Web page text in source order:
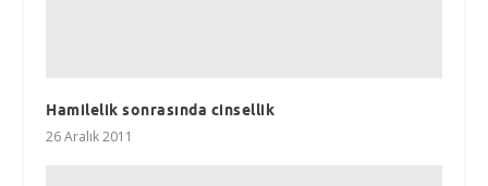
Hamilelik sonrasında cinsellik
26 Aralık 2011